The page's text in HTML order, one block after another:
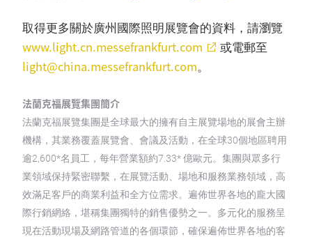
取得更多關於廣州國際照明展覽會的資料，請瀏覽
www.light.cn.messefrankfurt.com 或電郵至
light@china.messefrankfurt.com。
法蘭克福展覽集團簡介
法蘭克福展覽集團是全球最大的擁有自主展覽場地的展會主辦
機構，其業務覆蓋展覽會、會議及活動，在全球30個地區聘用
逾2,600*名員工，每年營業額約7.33* 億歐元。集團與眾多行
業領域保持緊密聯繫，在展覽活動、場地和服務業務領域，高
效滿足客戶的商業利益和全方位需求。遍佈世界各地的龐大國
際行銷網絡，堪稱集團獨特的銷售優勢之一。多元化的服務呈
現在活動現場及網路管道的各個環節，確保遍佈世界各地的客